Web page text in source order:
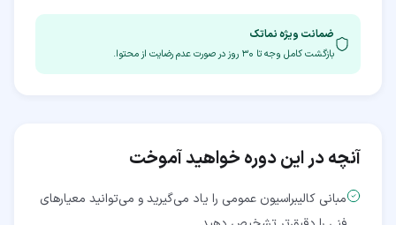
ضمانت ویژه نماتک
بازگشت کامل وجه تا ۳۰ روز در صورت عدم رضایت از محتوا.
آنچه در این دوره خواهید آموخت
مبانی کالیبراسیون عمومی را یاد می‌گیرید و می‌توانید معیارهای